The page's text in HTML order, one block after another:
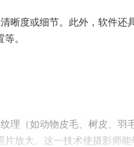
晰度或细节。此外，软件还
。
理（如动物皮毛、树皮、羽毛
放大。这一技术使摄影师能